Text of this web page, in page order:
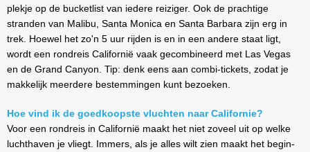
plekje op de bucketlist van iedere reiziger. Ook de prachtige
stranden van Malibu, Santa Monica en Santa Barbara zijn erg in
trek. Hoewel het zo'n 5 uur rijden is en in een andere staat ligt,
wordt een rondreis Californië vaak gecombineerd met Las Vegas
en de Grand Canyon. Tip: denk eens aan combi-tickets, zodat je
makkelijk meerdere bestemmingen kunt bezoeken.
Hoe vind ik de goedkoopste vluchten naar Californie?
Voor een rondreis in Californië maakt het niet zoveel uit op welke
luchthaven je vliegt. Immers, als je alles wilt zien maakt het begin-